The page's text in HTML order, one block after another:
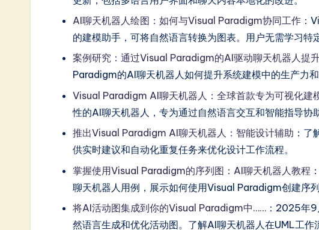
AI聊天机器人绘图：如何与Visual Paradigm协同工作 ：
的建模助手，可将自然语言转换为图表。用户无需学习特
案例研究：通过Visual Paradigm的AI驱动聊天机器人提
Paradigm的AI聊天机器人如何提升系统建模中的生产力和
Visual Paradigm AI聊天机器人：全球首款专为可视化建
性的AI聊天机器人，专为通过自然语言交互和智能指导协
推出Visual Paradigm AI聊天机器人：智能设计辅助 ：
供实时建议和自动化重复任务来优化设计工作流程。
掌握使用Visual Paradigm的序列图：AI聊天机器人教程
聊天机器人用例，展示如何使用Visual Paradigm创建序列
将AI活动图集成到你的Visual Paradigm中…… ：2025年9
然语言生成和优化活动图。了解AI聊天机器人在UML工作